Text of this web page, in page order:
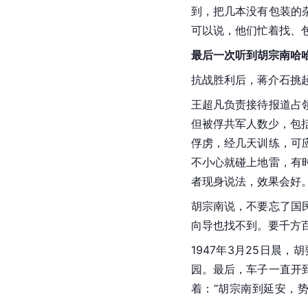
到，把几本没有包装的
可以说，他们忙着找、
最后一次听到胡宗南哈
抗战胜利后，蒋介石挑
王超凡负责接待报道占
但被俘共军人数少，包
俘虏，经几天训练，可
不小心就碰上地雷，有
者现身说法，效果会好
胡宗南说，不要忘了国
向导也找不到。要千方
1947年3月25日晨，
园。最后，车子一直开
着：“胡宗南到延安，